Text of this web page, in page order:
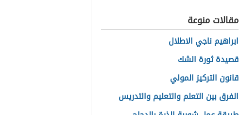
مقالات منوعة
ابراهيم ناجي الاطلال
قصيدة ثورة الشك
قانون التركيز المولي
الفرق بين التعلم والتعليم والتدريس